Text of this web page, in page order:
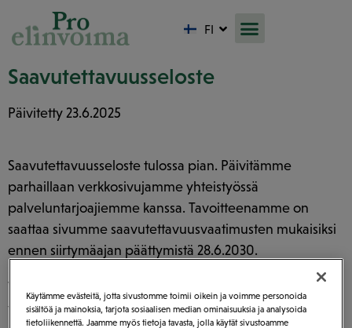
FI
LT
Saavutettavuusseloste
Päivitetty 23.6.2025
Saavutettavuusseloste tulossa pian. Päivitämme
parhaillaan verkkosivujamme yhteistyössä
palveluntarjoajiemme kanssa. Tavoitteenamme on
saattaa sivumme saavutettavuusvaatimusten mukaisiksi
ennen siirtymäajan päättymistä 28.6.2030.
Voit antaa saavutettavuuspalautetta ottamalla meihin
yhteyttä sähköpostitse:asiakaspalvelu@proelinvoima.fi
Käytämme evästeitä, jotta sivustomme toimii oikein ja voimme personoida
sisältöä ja mainoksia, tarjota sosiaalisen median ominaisuuksia ja analysoida
tietoliikennettä. Jaamme myös tietoja tavasta, jolla käytät sivustoamme